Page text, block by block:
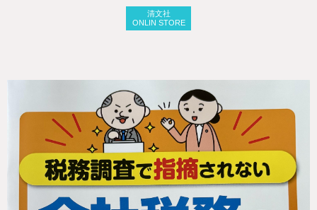
清文社
ONLIN STORE